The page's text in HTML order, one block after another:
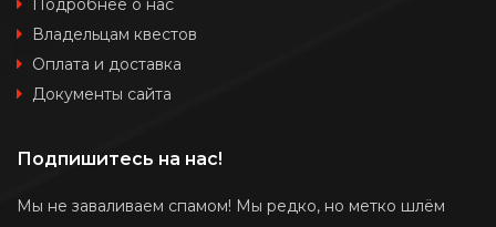
Подробнее о нас
Владельцам квестов
Оплата и доставка
Документы сайта
Подпишитесь на нас!
Мы не заваливаем спамом! Мы редко, но метко шлём